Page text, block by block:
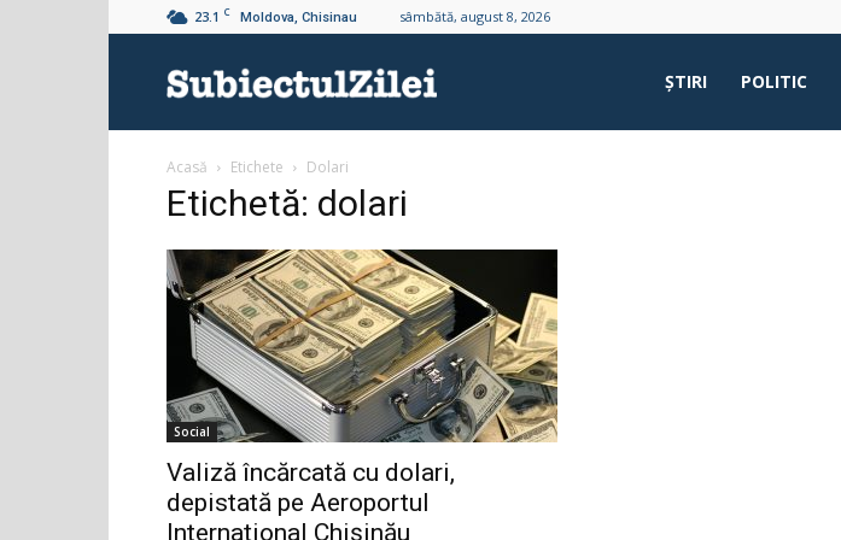
23.1 C Moldova, Chisinau sâmbătă, august 8, 2026
ŞTIRI POLITIC
Acasă Etichete Dolari
Etichetă: dolari
Social
Valiză încărcată cu dolari,
depistată pe Aeroportul
Internațional Chișinău